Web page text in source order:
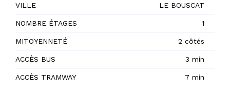
VILLE LE BOUSCAT
NOMBRE ÉTAGES 1
MITOYENNETÉ 2 côtés
ACCÈS BUS 3 min
ACCÈS TRAMWAY 7 min